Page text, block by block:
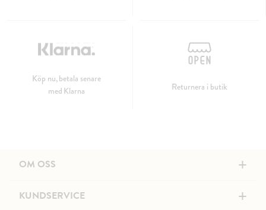
Köp nu, betala senare
med Klarna
Returnera i butik
OM OSS +
KUNDSERVICE +